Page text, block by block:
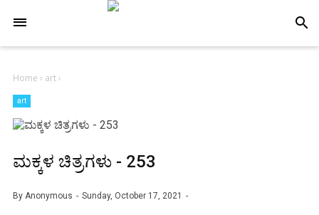
search
Home › art›
art
ಮಕ್ಕಳ ಚಿತ್ರಗಳು - 253
By Anonymous Sunday, October 17, 2021